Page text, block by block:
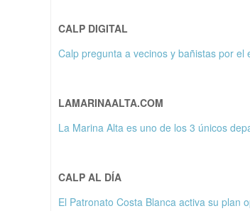
CALP DIGITAL
Calp pregunta a vecinos y bañistas por
LAMARINAALTA.COM
La Marina Alta es uno de los 3 únicos
CALP AL DÍA
El Patronato Costa Blanca activa su plan